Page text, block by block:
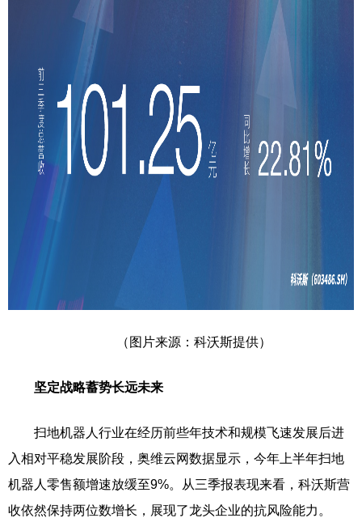
（图片来源：科沃斯提供）
坚定战略蓄势长远未来
扫地机器人行业在经历前些年技术和规模飞速发展后进
入相对平稳发展阶段，奥维云网数据显示，今年上半年扫地
机器人零售额增速放缓至9%。
从三季报表现来看，科沃斯营
收依然保持两位数增长，展现了龙头企业的抗风险能力。